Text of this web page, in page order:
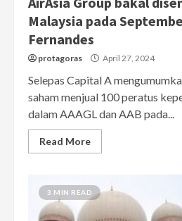
Malaysia pada
Fernandes
protagoras April 27, 2024
Selepas Capital A
saham menjual 100 peratus
dalam AAAGL dan AAB pada...
Read More
3 MIN READ